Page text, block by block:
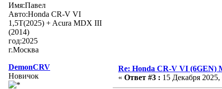
Имя:Павел
Авто:Honda CR-V VI
1,5T(2025) + Acura MDX III
(2014)
год:2025
г.Москва
DemonCRV
Новичок
Re: Honda CR-V VI (6GEN)
« Ответ #3 : 15 Декабря 2025,